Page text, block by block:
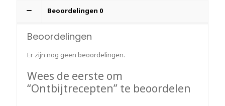
Beoordelingen 0
Beoordelingen
Er zijn nog geen beoordelingen.
Wees de eerste om
“Ontbijtrecepten” te beoordelen